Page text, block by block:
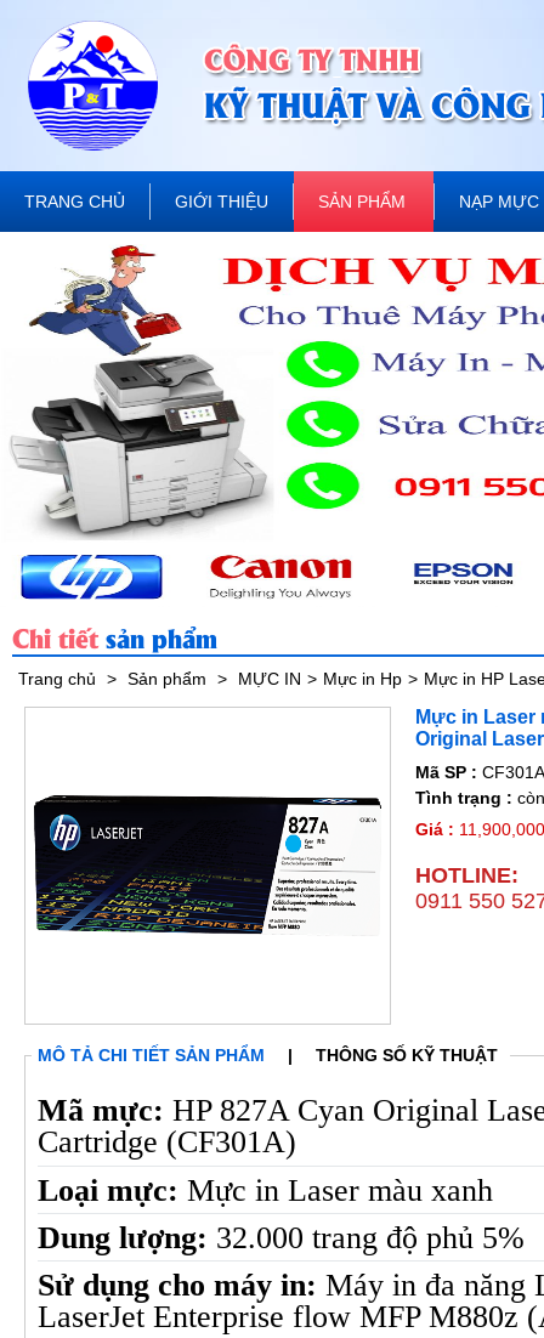
TRANG CHỦ GIỚI THIỆU SẢN PHẨM NẠP
Chi tiết sản phẩm
Trang chủ > Sản phẩm > MỰC IN > Mực in Hp > Mực in HP
Mực in Laser
Original
Mã SP : CF301A
Tình trạng :
Giá :
HOTLINE:
0911 550
MÔ TẢ CHI TIẾT SẢN PHẨM | THÔNG SỐ KỸ THUẬT
Mã mực: HP 827A Cyan Original
Cartridge (CF301A)
Loại mực: Mực in Laser màu xanh
Dung lượng: 32.000 trang độ phủ 5%
Sử dụng cho máy in: Máy in đa năng
LaserJet Enterprise flow MFP M880z
Bộ Số 15 Máy Bộ Số 17
Máy in HP LaserJet ...